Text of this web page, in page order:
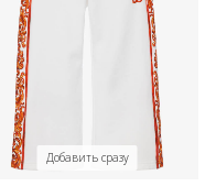
Добавить сразу